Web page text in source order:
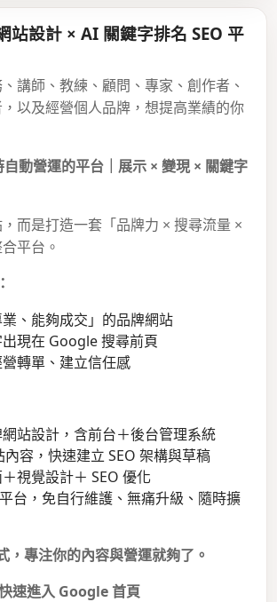
站設計 × AI 關鍵字排名 SEO 平
講師、教練、顧問、專家、創作者、
以及經營個人品牌，想提高業績的你
自動營運的平台｜展示 × 變現 × 關鍵字
而是打造一套「品牌力 × 搜尋流量 ×
平台。
、能夠成交」的品牌網站
現在 Google 搜尋前頁
轉單、建立信任感
站設計，含前台＋後台管理系統
容，快速建立 SEO 架構與草稿
視覺設計＋ SEO 優化
台，免自行維護、無痛升級、隨時擴
，專注你的內容與營運就夠了。
速進入 Google 首頁